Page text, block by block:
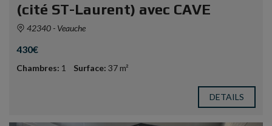
(cité ST-Laurent) avec CAVE
42340 - Veauche
430€
Chambres: 1 Surface: 37 m²
DETAILS